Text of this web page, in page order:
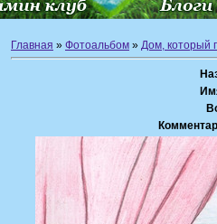
Главная » Фотоальбом » Дом, который